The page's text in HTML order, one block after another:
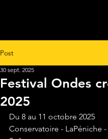
Post
Festival Ondes
2025
30 sept. 2025
Du 8 au 11 octobre 2025
Conservatoire - LaPéniche